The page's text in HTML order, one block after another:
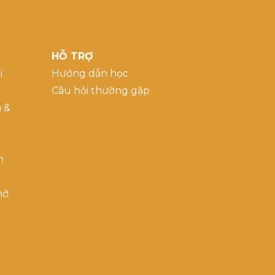
&
HỖ TRỢ
Hướng dẫn học
Câu hỏi thường gặp